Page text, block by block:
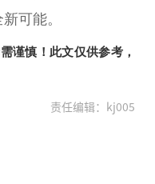
可能。
谨慎！此文仅供参考，
责任编辑：kj005